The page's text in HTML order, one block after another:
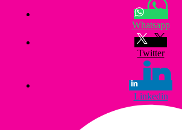
Whatsapp
Twitter
Linkedin